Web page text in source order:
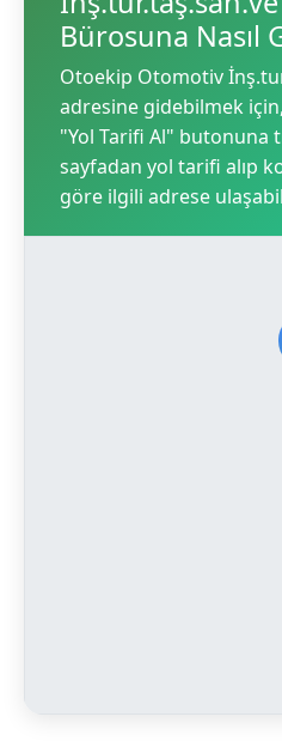
Bürosuna Nasıl
Otoekip Otomotiv
adresine gidebilmek
"Yol Tarifi Al" butonuna
sayfadan yol tarifi alıp
göre ilgili adrese